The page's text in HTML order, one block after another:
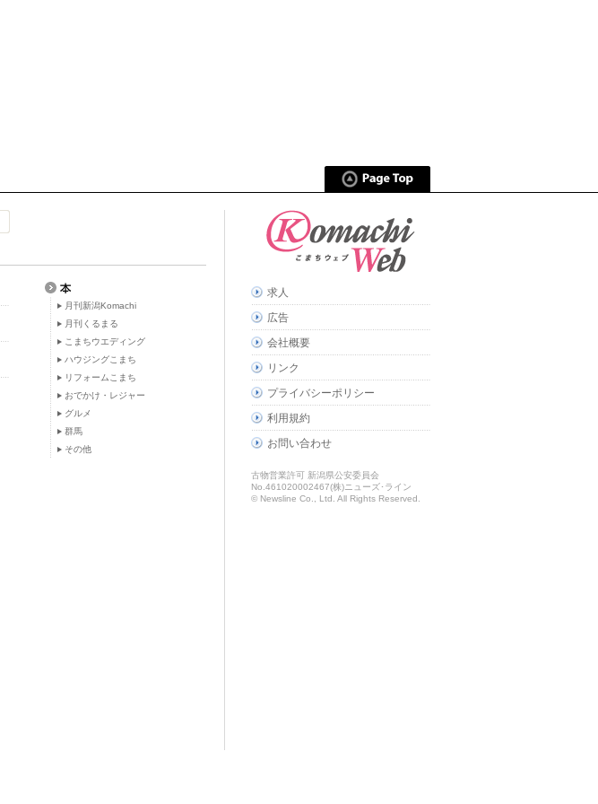
月刊新潟Komachi
月刊くるまる
こまちウエディング
ハウジングこまち
リフォームこまち
おでかけ・レジャー
グルメ
群馬
その他
求人
広告
会社概要
リンク
プライバシーポリシー
利用規約
お問い合わせ
古物営業許可 新潟県公安委員会
No.461020002467(株)ニューズ･ライン
© Newsline Co., Ltd. All Rights Reserved.